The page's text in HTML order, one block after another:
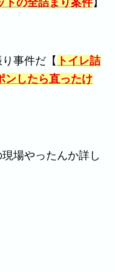
トの全詰まり案件】
事件だ【 トイレ詰
ンしたら直ったけ
場やったんか詳し